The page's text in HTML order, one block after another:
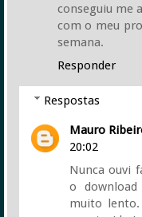
conseguiu me
com o meu
semana.
Responder
Respostas
Mauro
20:02
Nunca ouvi
o
muito